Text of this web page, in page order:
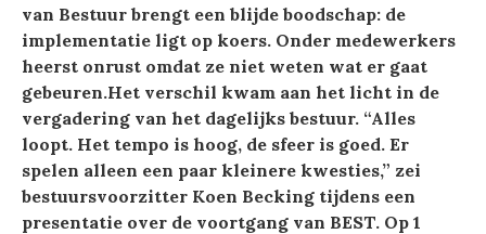
van Bestuur brengt een blijde boodschap: de
implementatie ligt op koers. Onder medewerkers
heerst onrust omdat ze niet weten wat er gaat
gebeuren.Het verschil kwam aan het licht in de
vergadering van het dagelijks bestuur. “Alles
loopt. Het tempo is hoog, de sfeer is goed. Er
spelen alleen een paar kleinere kwesties,” zei
bestuursvoorzitter Koen Becking tijdens een
presentatie over de voortgang van BEST. Op 1